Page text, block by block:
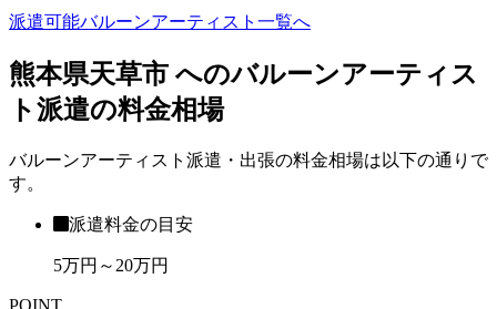
派遣可能バルーンアーティスト一覧へ
熊本県天草市 へのバルーンアーティス
ト派遣の料金相場
バルーンアーティスト派遣・出張の料金相場は以下の通りで
す。
派遣料金の目安
5万円～20万円
POINT